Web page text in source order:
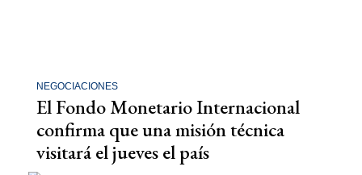
NEGOCIACIONES
El Fondo Monetario Internacional
confirma que una misión técnica
visitará el jueves el país